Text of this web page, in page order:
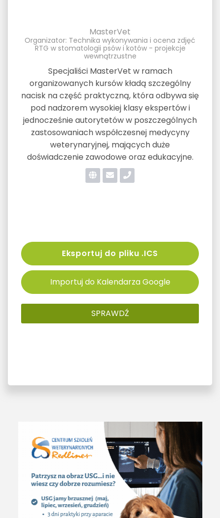
MasterVet
Organizator: Technika wykonywania i ocena zdjęć
RTG w stomatologii psów i kotów - projekcje
wewnątrzustne
Specjaliści MasterVet w ramach
organizowanych kursów kładą szczególny
nacisk na część praktyczną, która odbywa się
pod nadzorem wysokiej klasy ekspertów i
jednocześnie autorytetów w poszczególnych
zastosowaniach współczesnej medycyny
weterynaryjnej, mających duże
doświadczenie zawodowe oraz edukacyjne.
Eksportuj do pliku .ICS
Importuj do Kalendarza Google
SPRAWDŹ